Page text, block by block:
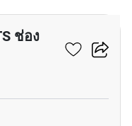
ช่อง